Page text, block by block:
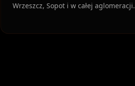
Wrzeszcz, Sopot i w całej aglomeracji.